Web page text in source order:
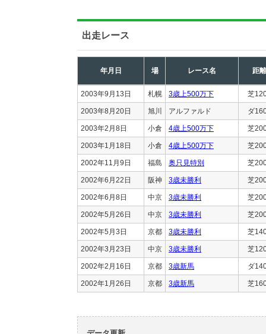
出走レース
年月日 場 レース名 距離
2003年9月13日 札幌 3歳上500万下 芝
2003年8月20日 旭川 アルファルド ダ
2003年2月8日 小倉 4歳上500万下 芝
2003年1月18日 小倉 4歳上500万下 芝
2002年11月9日 福島 奥只見特別 芝
2002年6月22日 阪神 3歳未勝利 芝
2002年6月8日 中京 3歳未勝利 芝
2002年5月26日 中京 3歳未勝利 芝
2002年5月3日 京都 3歳未勝利 芝
2002年3月23日 中京 3歳未勝利 芝
2002年2月16日 京都 3歳新馬 ダ
2002年1月26日 京都 3歳新馬 芝